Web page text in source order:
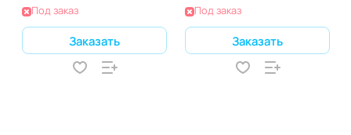
Под заказ
Заказать
(MK2A3)
Под заказ
Заказать